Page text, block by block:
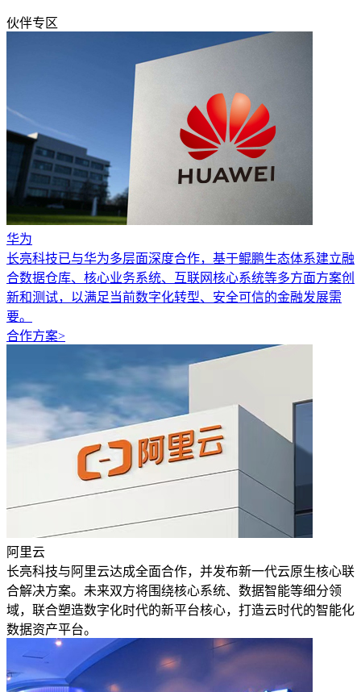
伙伴专区
华为
长亮科技已与华为多层面深度合作，基于鲲鹏生态体系建立融
合数据仓库、核心业务系统、互联网核心系统等多方面方案创
新和测试，以满足当前数字化转型、安全可信的金融发展需
要。
合作方案>
阿里云
长亮科技与阿里云达成全面合作，并发布新一代云原生核心联
合解决方案。未来双方将围绕核心系统、数据智能等细分领
域，联合塑造数字化时代的新平台核心，打造云时代的智能化
数据资产平台。